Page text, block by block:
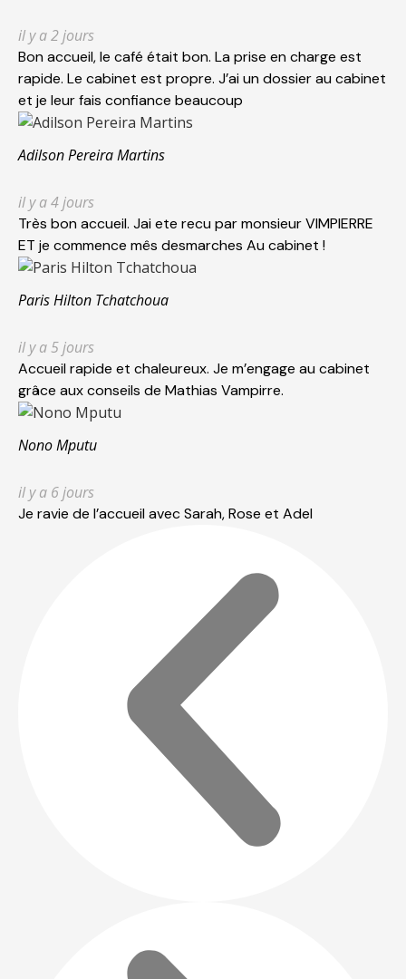
il y a 2 jours
Bon accueil, le café était bon. La prise en charge est
rapide. Le cabinet est propre. J’ai un dossier au cabinet
et je leur fais confiance beaucoup
Adilson Pereira Martins
il y a 4 jours
Très bon accueil. Jai ete recu par monsieur VIMPIERRE
ET je commence mês desmarches Au cabinet !
Paris Hilton Tchatchoua
il y a 5 jours
Accueil rapide et chaleureux. Je m’engage au cabinet
grâce aux conseils de Mathias Vampirre.
Nono Mputu
il y a 6 jours
Je ravie de l’accueil avec Sarah, Rose et Adel